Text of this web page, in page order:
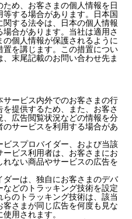
め、お客さまの個人情報を日
する場合があります。日本国
する法令は、日本の個人情報
合があります。当社は適用さ
個人情報が保護されるように
置を講じます。この措置につい
末尾記載のお問い合わせ先ま
サービス内外でのお客さまの行
提供するため、また、お客さ
、広告閲覧状況などの情報を分
サービスを利用する場合があ
ビスプロバイダー、および当該
ビス利用者は、お客さまにお
ない商品やサービスの広告を
ダーは、独自にお客さまのデバ
どのトラッキング技術を設定
のトラッキング技術は、該当
さまが同じ広告を何度も見な
用されます。